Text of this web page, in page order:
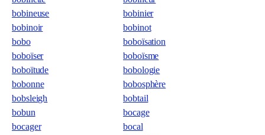
bobineuse
bobinier
bobinoir
bobinot
bobo
boboïsation
boboïser
boboïsme
boboïtude
bobologie
bobonne
bobosphère
bobsleigh
bobtail
bobun
bocage
bocager
bocal